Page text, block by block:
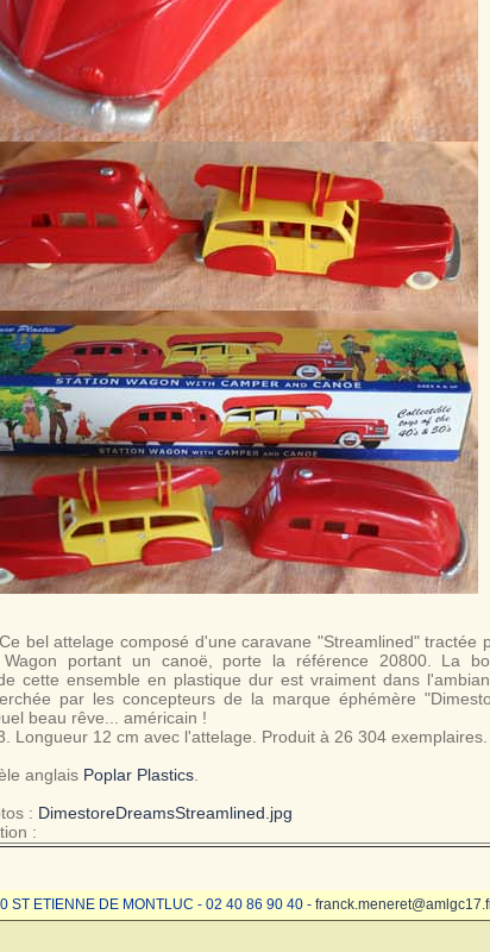
bel attelage composé d'une caravane "Streamlined" tractée
portant un canoë, porte la référence 20800. La
cette ensemble en plastique dur est vraiment dans
par les concepteurs de la marque éphémère
beau rêve... américain !
Longueur 12 cm avec l'attelage. Produit à 26 304 exemplaires.
anglais Poplar Plastics
: DimestoreDreamsStreamlined.jpg
:
ST ETIENNE DE MONTLUC - 02 40 86 90 40 -